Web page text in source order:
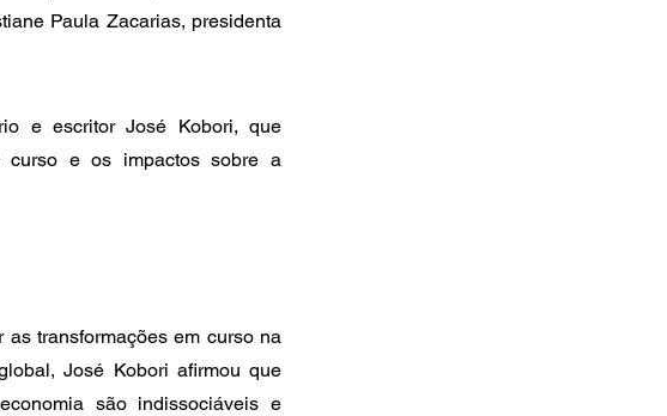
Paula Zacarias, presidenta
e escritor José Kobori, que
curso e os impactos sobre a
as transformações em curso na
José Kobori afirmou que
são indissociáveis e